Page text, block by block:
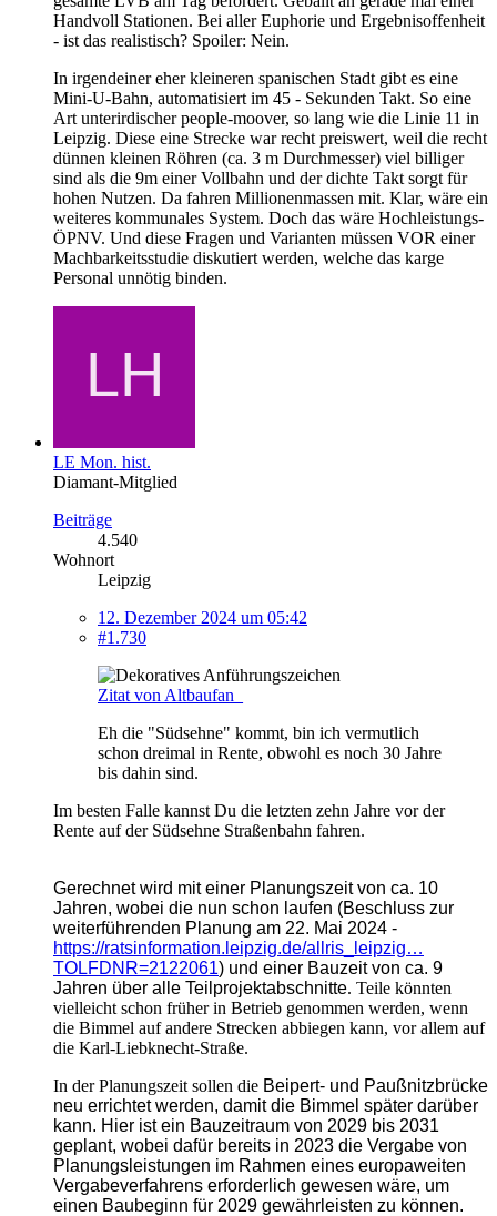
Handvoll Stationen. Bei aller Euphorie und Ergebnisoffenheit
- ist das realistisch? Spoiler: Nein.
In irgendeiner eher kleineren spanischen Stadt gibt es eine
Mini-U-Bahn, automatisiert im 45 - Sekunden Takt. So eine
Art unterirdischer people-moover, so lang wie die Linie 11 in
Leipzig. Diese eine Strecke war recht preiswert, weil die recht
dünnen kleinen Röhren (ca. 3 m Durchmesser) viel billiger
sind als die 9m einer Vollbahn und der dichte Takt sorgt für
hohen Nutzen. Da fahren Millionenmassen mit. Klar, wäre ein
weiteres kommunales System. Doch das wäre Hochleistungs-
ÖPNV. Und diese Fragen und Varianten müssen VOR einer
Machbarkeitsstudie diskutiert werden, welche das karge
Personal unnötig binden.
LE Mon. hist.
Diamant-Mitglied
Beiträge
4.540
Wohnort
Leipzig
12. Dezember 2024 um 05:42
#1.730
Zitat von Altbaufan_
Eh die "Südsehne" kommt, bin ich vermutlich
schon dreimal in Rente, obwohl es noch 30 Jahre
bis dahin sind.
Im besten Falle kannst Du die letzten zehn Jahre vor der
Rente auf der Südsehne Straßenbahn fahren.
Gerechnet wird mit einer Planungszeit von ca. 10
Jahren, wobei die nun schon laufen (Beschluss zur
weiterführenden Planung am 22. Mai 2024 -
https://ratsinformation.leipzig.de/allris_leipzig…
TOLFDNR=2122061) und einer Bauzeit von ca. 9
Jahren über alle Teilprojektabschnitte. Teile könnten
vielleicht schon früher in Betrieb genommen werden, wenn
die Bimmel auf andere Strecken abbiegen kann, vor allem auf
die Karl-Liebknecht-Straße.
In der Planungszeit sollen die Beipert- und Paußnitzbrücke
neu errichtet werden, damit die Bimmel später darüber
kann. Hier ist ein Bauzeitraum von 2029 bis 2031
geplant, wobei dafür bereits in 2023 die Vergabe von
Planungsleistungen im Rahmen eines europaweiten
Vergabeverfahrens erforderlich gewesen wäre, um
einen Baubeginn für 2029 gewährleisten zu können.